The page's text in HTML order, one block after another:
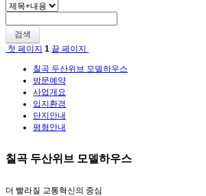
검색
첫 페이지 1 끝 페이지
칠곡 두산위브 모델하우스
방문예약
사업개요
입지환경
단지안내
평형안내
칠곡 두산위브 모델하우스
더 빨라질 교통혁신의 중심